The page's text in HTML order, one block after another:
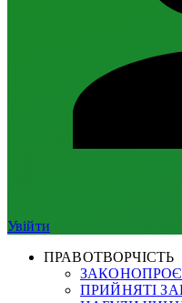
Увійти
ПРАВОТВОРЧІСТЬ
ПРИЙНЯТІ